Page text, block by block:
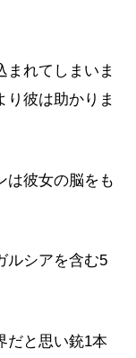
まれてしまいま
り彼は助かりま
は彼女の脳をも
ルシアを含む5
だと思い銃1本